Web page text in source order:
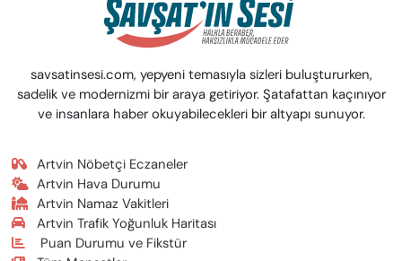
savsatinsesi.com, yepyeni temasıyla sizleri buluştururken,
sadelik ve modernizmi bir araya getiriyor. Şatafattan kaçınıyor
ve insanlara haber okuyabilecekleri bir altyapı sunuyor.
Artvin Nöbetçi Eczaneler
Artvin Hava Durumu
Artvin Namaz Vakitleri
Artvin Trafik Yoğunluk Haritası
Puan Durumu ve Fikstür